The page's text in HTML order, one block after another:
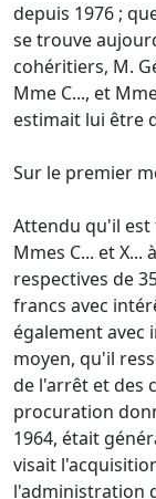
depuis 1976 ;
se trouve
cohéritiers, M.
Mme C..., et
estimait lui être
Sur le premier
Attendu qu'il
Mmes C... et X...
respectives de
francs avec
également avec
moyen, qu'il
de l'arrêt et des
procuration
1964, était
visait
l'administration